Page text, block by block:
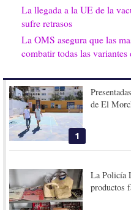
La llegada a la UE de la
sufre retrasos
La OMS asegura que las
combatir todas las
1
de El
La Policía
productos